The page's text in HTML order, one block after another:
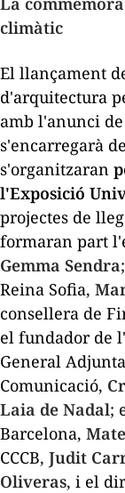
climàtic
El llançament
d'arquitectura
amb l'anunci
s'encarregarà
s'organitzaran
l'Exposició
projectes de
formaran part
Gemma Sendra
Reina Sofia,
consellera de
el fundador de
General
Comunicació,
Laia de Nadal;
Barcelona,
CCCB, Judit
Oliveras, i el